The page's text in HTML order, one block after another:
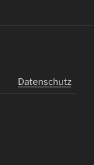
Datenschutz